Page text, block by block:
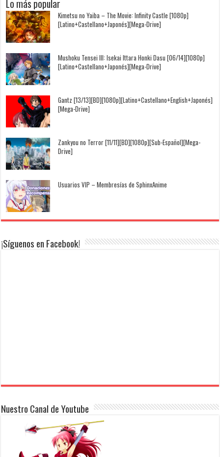
Lo más popular
Kimetsu no Yaiba – The Movie: Infinity Castle [1080p]
[Latino+Castellano+Japonés][Mega-Drive]
Mushoku Tensei III: Isekai Ittara Honki Dasu [06/14][1080p]
[Latino+Castellano+Japonés][Mega-Drive]
Gantz [13/13][BD][1080p][Latino+Castellano+English+Japonés]
[Mega-Drive]
Zankyou no Terror [11/11][BD][1080p][Sub-Español][Mega-
Drive]
Usuarios VIP – Membresías de SphinxAnime
¡Síguenos en Facebook!
Nuestro Canal de Youtube